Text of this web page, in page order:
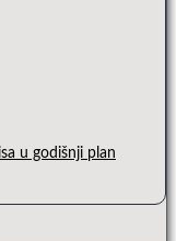
u godišnji plan